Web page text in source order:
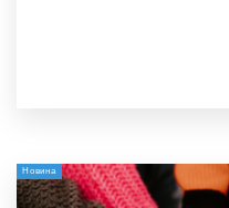
Новина